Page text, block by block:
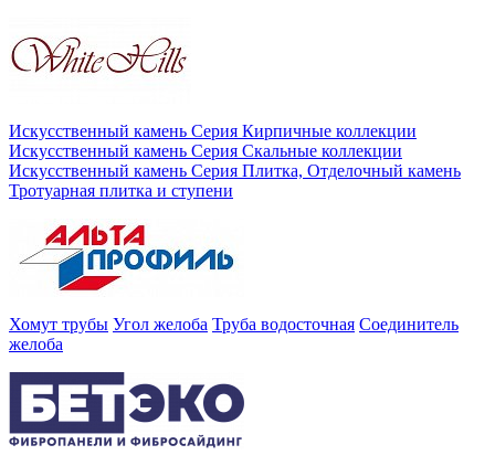
Искусственный камень Серия Кирпичные коллекции
Искусственный камень Серия Скальные коллекции
Искусственный камень Серия Плитка, Отделочный камень
Тротуарная плитка и ступени
Хомут трубы Угол желоба Труба водосточная Соединитель
желоба